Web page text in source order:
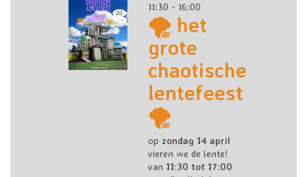
11:30 - 16:00
🌪️ het
grote
chaotische
lentefeest
🌪️
op zondag 14 april
vieren we de lente!
van 11:30 tot 17:00